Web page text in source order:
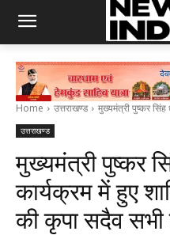
Home उत्तराखण्ड मुख्यमंत्री पुष्कर सिंह
उत्तराखण्ड
मुख्यमंत्री पुष्कर
कार्यक्रम में हुए
की कृपा सदैव सभी